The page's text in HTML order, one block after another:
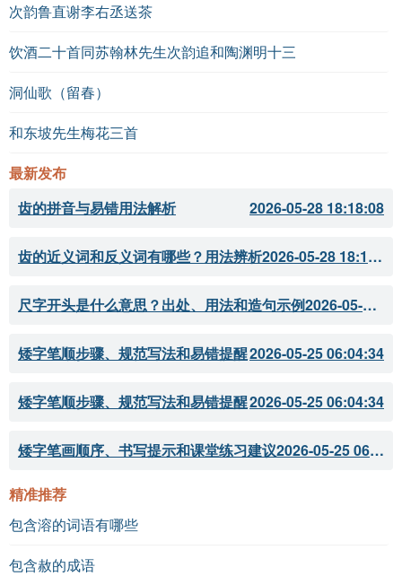
《中国古代诗词鉴赏》
《清代诗人传》
《唐诗三百首》
望能帮助你更好地理解与欣赏这首诗。
次韵鲁直谢李右丞送茶
饮酒二十首同苏翰林先生次韵追和陶渊明十三
洞仙歌（留春）
和东坡先生梅花三首
最新发布
齿的拼音与易错用法解析
2026-05-28 18:18:08
齿的近义词和反义词有哪些？用法辨析 2026-05-28 18:18:07
尺字开头是什么意思？出处、用法和造句示例 2026-05-28 18:18:05
矮字笔顺步骤、规范写法和易错提醒2026-05-25 06:04:34
矮字笔顺步骤、规范写法和易错提醒2026-05-25 06:04:34
矮字笔画顺序、书写提示和课堂练习建议 2026-05-25 06:04:33
精准推荐
包含溶的词语有哪些
包含赦的成语